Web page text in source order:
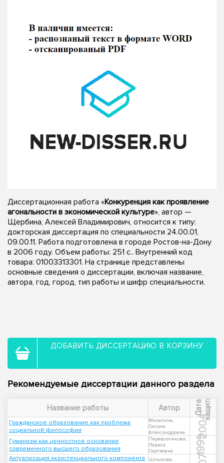
Диссертационная работа «Конкуренция как проявление
агональности в экономической культуре», автор —
Щербина, Алексей Владимирович, относится к типу:
докторская диссертация по специальности 24.00.01,
09.00.11. Работа подготовлена в городе Ростов-на-Дону
в 2006 году. Объем работы: 251 с.. Внутренний код
товара: 01003313301. На странице представлены
основные сведения о диссертации, включая название,
автора, год, город, тип работы и шифр специальности.
ДОБАВИТЬ ДИССЕРТАЦИЮ В КОРЗИНУ
Рекомендуемые диссертации данного раздела
Название работы Автор Д
а
т
а
з
а
щ
и
ты
Гражданское образование как проблема
социальной философии
Михалина,
Оксана
Александровна
2004
Гуманизм как ценностное основание
современного высшего образования
Перевозчикова,
Лариса
Сергеевна
1999
Актуализация экзистенциального компонента
Шлыкова,